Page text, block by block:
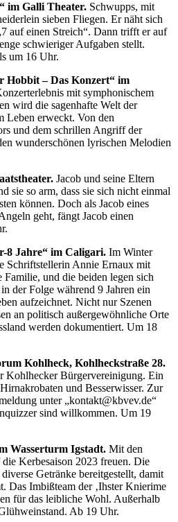
im Galli Theater. Schwupps, mit
sieben Fliegen. Er näht sich
auf einen Streich“. Dann trifft er auf
schwieriger Aufgaben stellt.
um 16 Uhr.
Hobbit – Das Konzert“ im
mit symphonischem
wird die sagenhafte Welt der
Leben erweckt. Von den
und dem schrillen Angriff der
wunderschönen lyrischen Melodien
Jacob und seine Eltern
sie so arm, dass sie sich nicht einmal
können. Doch als Jacob eines
geht, fängt Jacob einen
8 Jahre“ im Caligari. Im Winter
Schriftstellerin Annie Ernaux mit
und die beiden legen sich
der Folge während 9 Jahren ein
aufzeichnet. Nicht nur Szenen
an politisch außergewöhnliche Orte
werden dokumentiert. Um 18
Kohlheck, Kohlheckstraße 28.
Kohlhecker Bürgervereinigung. Ein
und Besserwisser. Zur
unter „kontakt@kbvev.de“
sind willkommen. Um 19
Wasserturm Igstadt. Mit den
Kerbesaison 2023 freuen. Die
Getränke bereitgestellt, damit
Das Imbißteam der ‚Ihster Knierime
für das leibliche Wohl. Außerhalb
Ab 19 Uhr.